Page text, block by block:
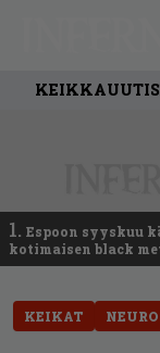
1. Espoon syyskuu
kotimaisen black
KEIKAT